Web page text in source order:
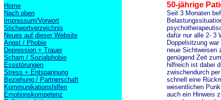
Home
Nach oben
Impressum/Vorwort
Stichwortverzeichnis
Neues auf dieser Website
Angst / Phobie
Depression + Trauer
Scham / Sozialphobie
Essstörungen
Stress + Entspannung
Beziehung / Partnerschaft
Kommunikationshilfen
Emotionskompetenz
50-jährige
Seit 3 Monaten
dafür nur alle 2- 3
Doppelsitzung
neue Sichtweisen
genügend Zeit
hilfreich ist dabei
zwischendurch
schnell eine
wesentlichen
auch ein Hinweis